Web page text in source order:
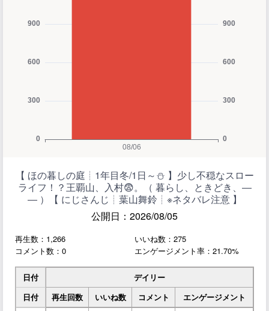
【 ほの暮しの庭┊︎1年目冬/1日～⛄ 】少し不穏なスロー
ライフ！？王覇山、入村😨。（ 暮らし、ときどき、―
― ）【 にじさんじ┊︎葉山舞鈴┊︎※ネタバレ注意 】
公開日：2026/08/05
再生数：1,266
いいね数：275
コメント数：0
エンゲージメント率：21.70%
日付
デイリー
日付
再生回数 いいね数 コメント
エンゲージメント